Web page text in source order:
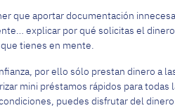
que aportar documentación
explicar por qué solicitas el
tienes en mente.
por ello sólo prestan dinero a
mini préstamos rápidos para
puedes disfrutar del